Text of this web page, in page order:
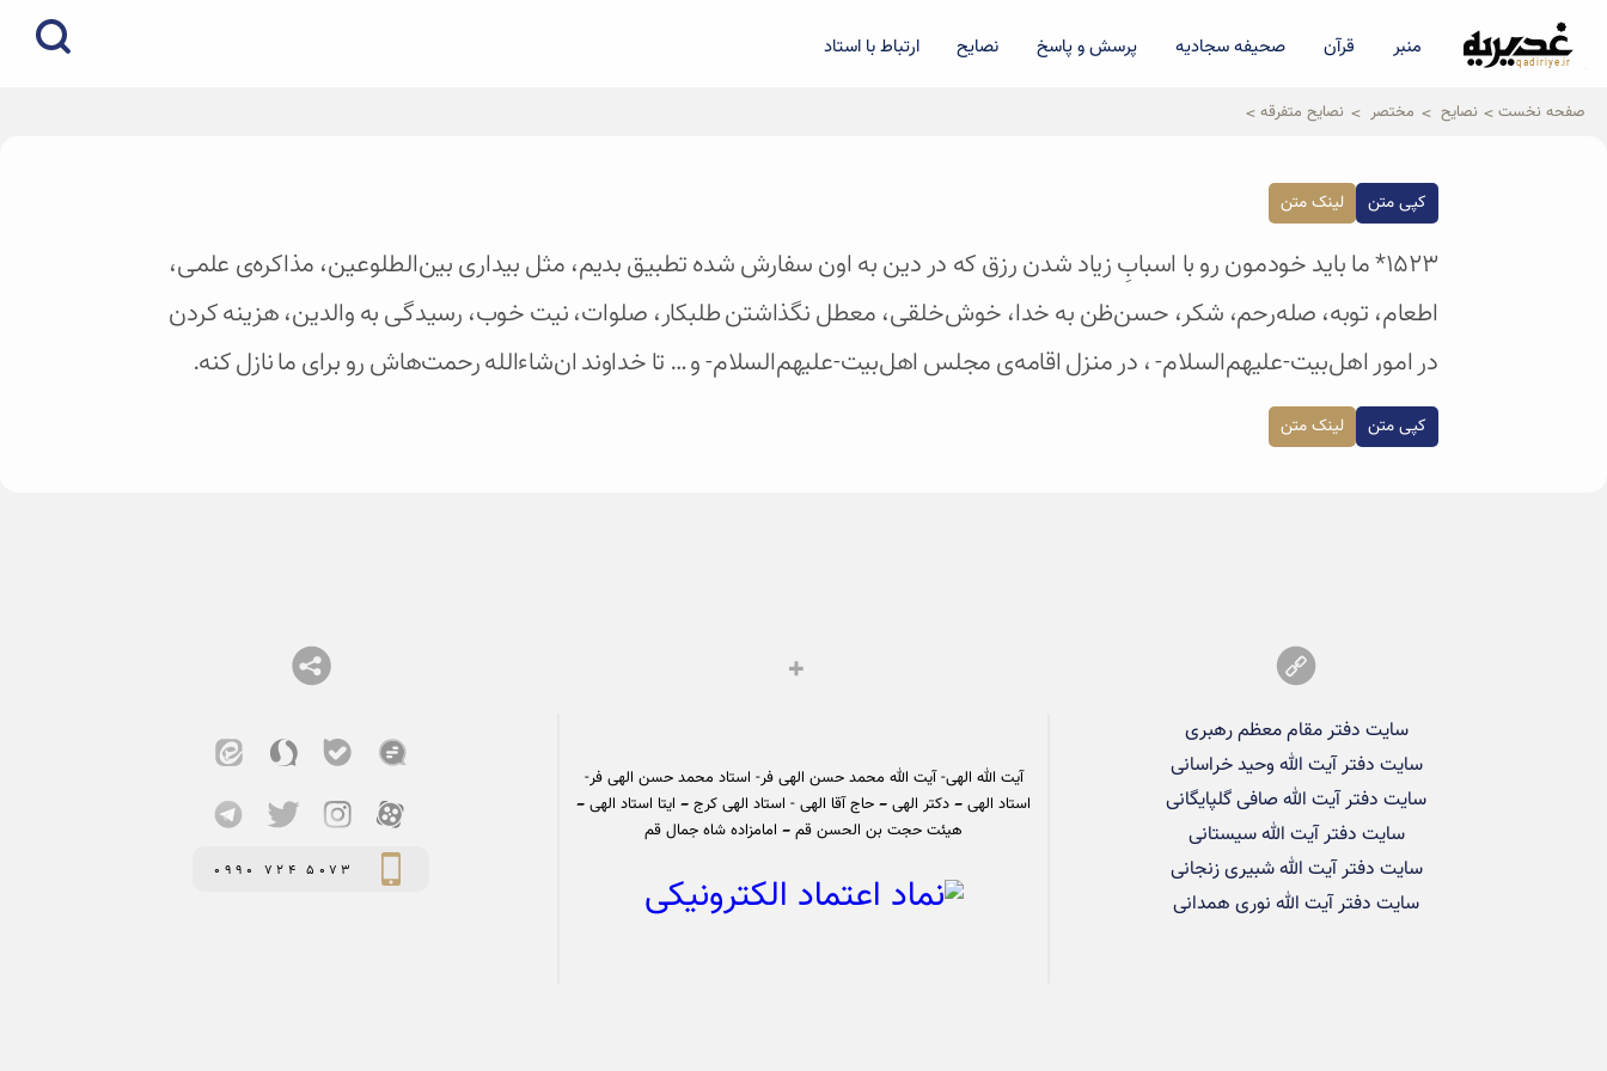
qadiriye.ir
نشریه ی غدیریه-بیانات استاد
منبر قرآن صحیفه سجادیه پرسش و پاسخ نصایح ارتباط با استاد
صفحه نخست نصایح مختصر نصایح متفرقه
کپی متن لینک متن
۱۵۲۳* ما باید خودمون رو با اسبابِ زیاد شدن رزق که در دین به اون سفارش شده تطبیق بدیم، مثل بیداری بین‌الطلوعین‌، مذاکره‌ی علمی‌،
اطعام‌، توبه‌، صله‌رحم‌، شکر‌، حسن‌ظن به خدا‌، خوش‌خلقی‌، معطل نگذاشتن طلبکار‌، صلوات‌، نیت خوب‌، رسیدگی به والدین‌، هزینه کردن
در امور اهل‌بیت-علیهم‌السلام‌- ، در منزل اقامه‌ی مجلس اهل‌بیت-علیهم‌السلام- و … تا خداوند ان‌شاء‌الله رحمت‌هاش رو برای ما نازل کنه.
کپی متن لینک متن
سایت دفتر مقام معظم رهبری
سایت دفتر آیت الله وحید خراسانی
سایت دفتر آیت الله صافی گلپایگانی
سایت دفتر آیت الله سیستانی
سایت دفتر آیت الله شبیری زنجانی
سایت دفتر آیت الله نوری همدانی
آیت الله الهی- آیت الله محمد حسن الهی فر- استاد محمد حسن الهی فر-
استاد الهی – دکتر الهی – حاج آقا الهی - استاد الهی کرج – ایتا استاد الهی –
هیئت حجت بن الحسن قم – امامزاده شاه جمال قم
0990 724 5073